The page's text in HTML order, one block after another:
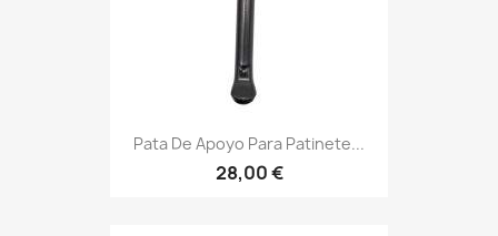
Pata De Apoyo Para Patinete...
28,00 €